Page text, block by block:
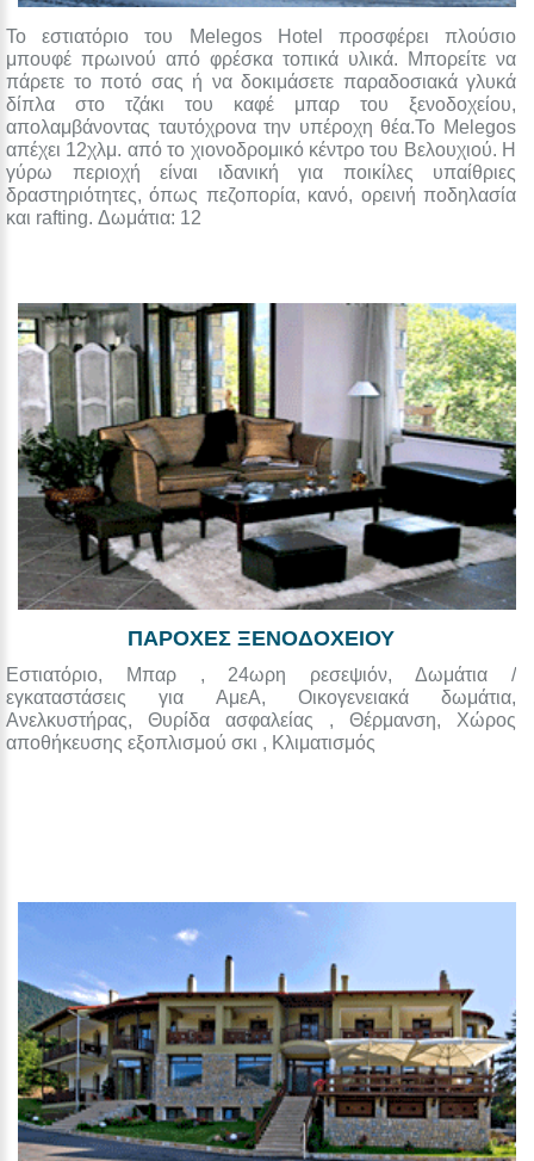
Το εστιατόριο του Melegos Hotel προσφέρει πλούσιο
μπουφέ πρωινού από φρέσκα τοπικά υλικά. Μπορείτε να
πάρετε το ποτό σας ή να δοκιμάσετε παραδοσιακά γλυκά
δίπλα στο τζάκι του καφέ μπαρ του ξενοδοχείου,
απολαμβάνοντας ταυτόχρονα την υπέροχη θέα.Το Melegos
απέχει 12χλμ. από το χιονοδρομικό κέντρο του Βελουχιού. Η
γύρω περιοχή είναι ιδανική για ποικίλες υπαίθριες
δραστηριότητες, όπως πεζοπορία, κανό, ορεινή ποδηλασία
και rafting. Δωμάτια: 12
ΠΑΡΟΧΕΣ ΞΕΝΟΔΟΧΕΙΟΥ
Εστιατόριο, Μπαρ , 24ωρη ρεσεψιόν, Δωμάτια /
εγκαταστάσεις για ΑμεΑ, Οικογενειακά δωμάτια,
Ανελκυστήρας, Θυρίδα ασφαλείας , Θέρμανση, Χώρος
αποθήκευσης εξοπλισμού σκι , Κλιματισμός